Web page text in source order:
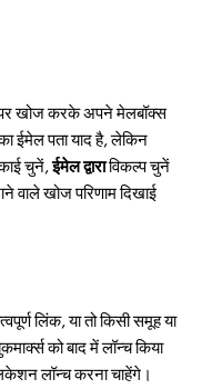
पर खोज करके अपने मेलबॉक्स
ईमेल पता याद है, लेकिन
चुनें,ईमेल द्वाराविकल्प चुनें
खोज परिणाम दिखाई
लिंक, या तो किसी समूह या
को बाद में लॉन्च किया
लॉन्च करना चाहेंगे।